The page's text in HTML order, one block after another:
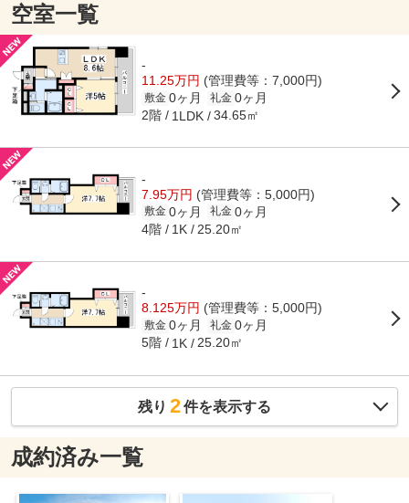
空室一覧
-
11.25万円 (管理費等：7,000円)
敷金 0ヶ月 礼金 0ヶ月
2階 1LDK 34.65㎡
-
7.95万円 (管理費等：5,000円)
敷金 0ヶ月 礼金 0ヶ月
4階 1K 25.20㎡
-
8.125万円 (管理費等：5,000円)
敷金 0ヶ月 礼金 0ヶ月
5階 1K 25.20㎡
残り 2件を表示する
成約済み一覧